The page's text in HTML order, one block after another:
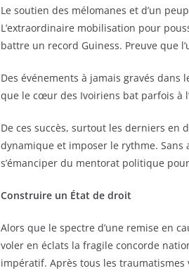
Le soutien des mélomanes et d’un
L’extraordinaire mobilisation pour
battre un record Guiness. Preuve que
Des événements à jamais gravés
que le cœur des Ivoiriens bat parfois à
De ces succès, surtout les derniers
dynamique et imposer le rythme. Sans
s’émanciper du mentorat politique
Construire un État de droit
Alors que le spectre d’une remise en
voler en éclats la fragile concorde
impératif. Après tous les traumatismes